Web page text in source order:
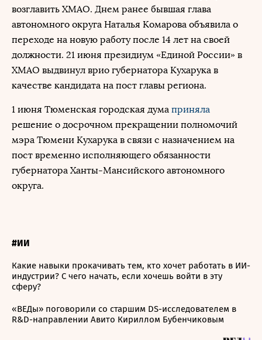
возглавить ХМАО. Днем ранее бывшая глава
автономного округа Наталья Комарова объявила о
переходе на новую работу после 14 лет на своей
должности. 21 июня президиум «Единой России» в
ХМАО выдвинул врио губернатора Кухарука в
качестве кандидата на пост главы региона.
1 июня Тюменская городская дума приняла
решение о досрочном прекращении полномочий
мэра Тюмени Кухарука в связи с назначением на
пост временно исполняющего обязанности
губернатора Ханты-Мансийского автономного
округа.
#ИИ
Какие навыки прокачивать тем, кто хочет работать в ИИ-
индустрии? С чего начать, если хочешь войти в эту
сферу?
«ВЕДы» поговорили со старшим DS-исследователем в
R&D-направлении Авито Кириллом Бубенчиковым